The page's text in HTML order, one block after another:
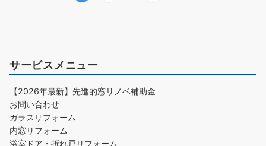
サービスメニュー
【2026年最新】先進的窓リノベ補助金
お問い合わせ
ガラスリフォーム
内窓リフォーム
浴室ドア・折れ戸リフォーム